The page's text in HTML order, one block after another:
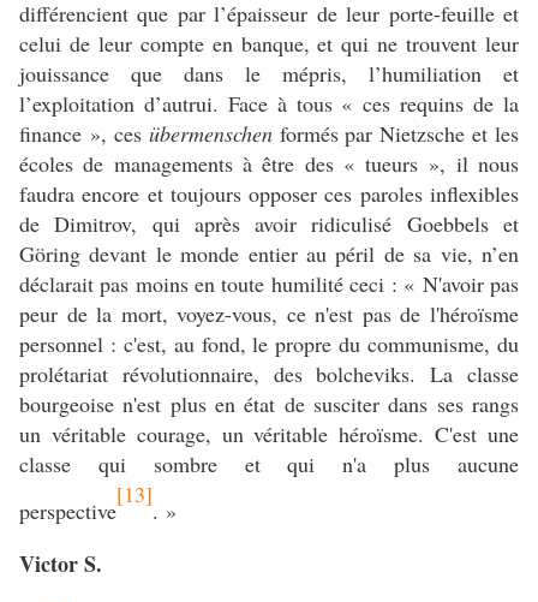
différencient que par l’épaisseur de leur porte-feuille et
celui de leur compte en banque, et qui ne trouvent leur
jouissance que dans le mépris, l’humiliation et
l’exploitation d’autrui. Face à tous « ces requins de la
finance », ces übermenschenformés par Nietzsche et les
écoles de managements à être des « tueurs », il nous
faudra encore et toujours opposer ces paroles inflexibles
de Dimitrov, qui après avoir ridiculisé Goebbels et
Göring devant le monde entier au péril de sa vie, n’en
déclarait pas moins en toute humilité ceci : « N'avoir pas
peur de la mort, voyez-vous, ce n'est pas de l'héroïsme
personnel : c'est, au fond, le propre du communisme, du
prolétariat révolutionnaire, des bolcheviks. La classe
bourgeoise n'est plus en état de susciter dans ses rangs
un véritable courage, un véritable héroïsme. C'est une
classe qui sombre et qui n'a plus aucune
perspective
[13]
. »
Victor S.